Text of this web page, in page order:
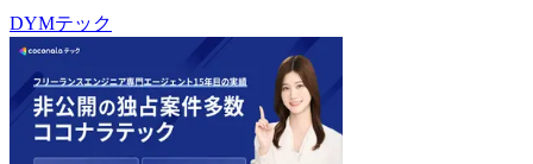
DYMテック